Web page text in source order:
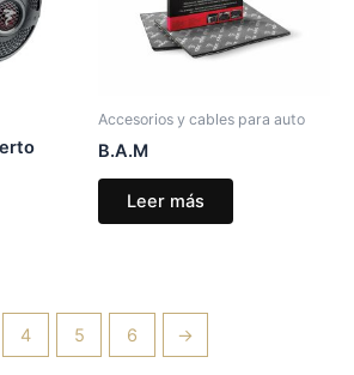
Accesorios y cables para auto
B.A.M
Leer más
4 5 6 →